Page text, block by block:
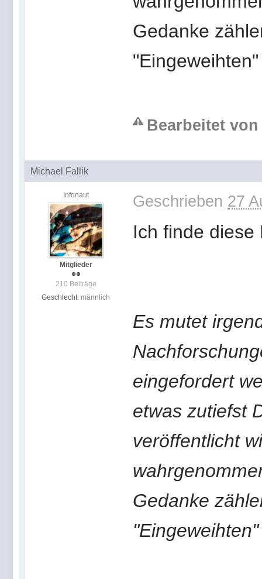
Gedanke
Bearbeitet von
Michael Fallik
Infonaut
Mitglieder
210 Beiträge
Geschlecht: männlich
Geschrieben 27
Ich finde
Es mutet
eingefordert
etwas zutiefst
veröffentlicht
Gedanke